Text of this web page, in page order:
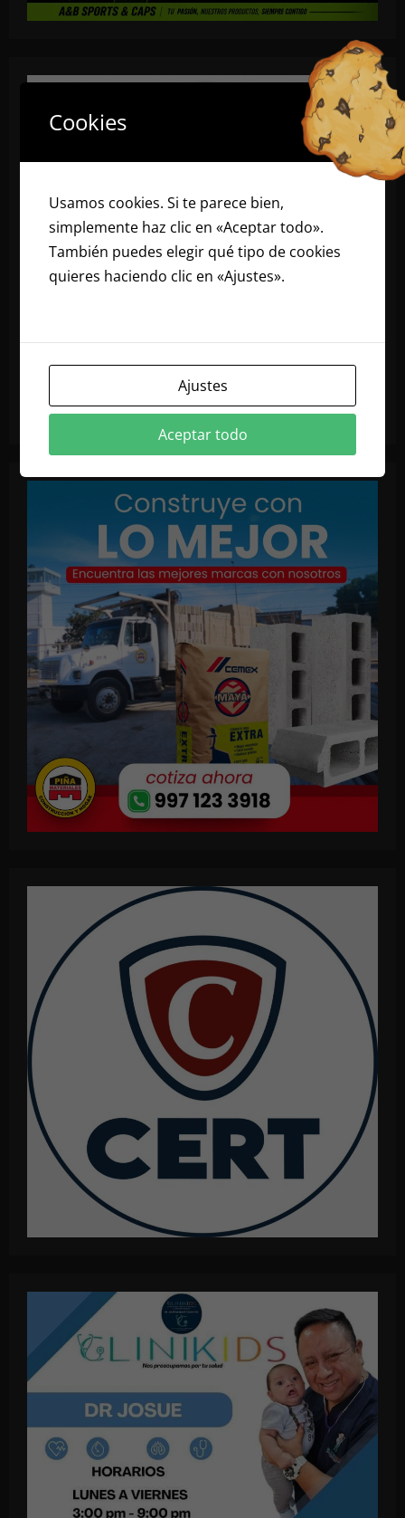
Cookies
Usamos cookies. Si te parece bien,
simplemente haz clic en «Aceptar todo».
También puedes elegir qué tipo de cookies
quieres haciendo clic en «Ajustes».
Ajustes
Aceptar todo